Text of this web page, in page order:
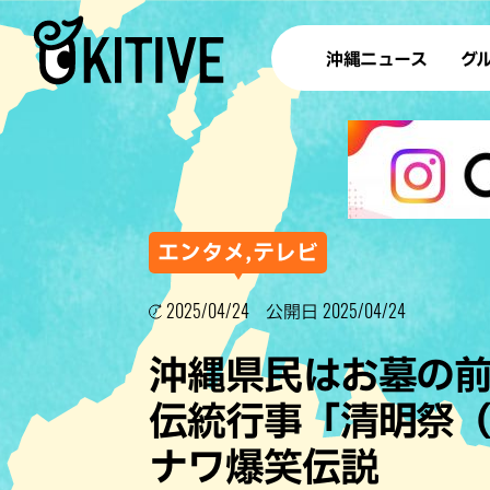
沖縄ニュース グ
ラ
テイ
すし
ステー
その他
エンタメ,テレビ
2025/04/24 公開日 2025/04/24
沖縄県民はお墓の
伝統行事「清明祭
ナワ爆笑伝説